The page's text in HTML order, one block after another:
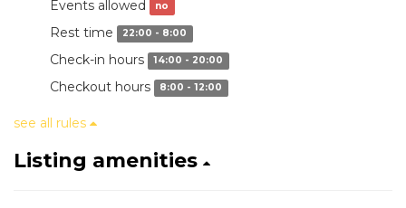
Events allowed no
Rest time 22:00 - 8:00
Check-in hours 14:00 - 20:00
Checkout hours 8:00 - 12:00
see all rules
Listing amenities